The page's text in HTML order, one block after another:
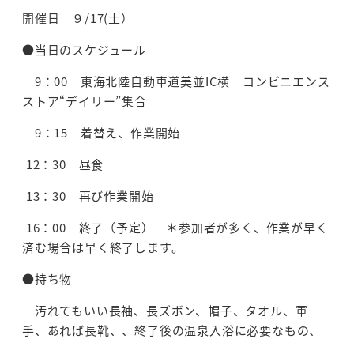
開催日 ９/17(土）
●当日のスケジュール
9：00 東海北陸自動車道美並IC横 コンビニエンス
ストア“デイリー”集合
9：15 着替え、作業開始
12：30 昼食
13：30 再び作業開始
16：00 終了（予定） ＊参加者が多く、作業が早く
済む場合は早く終了します。
●持ち物
汚れてもいい長袖、長ズボン、帽子、タオル、軍
手、あれば長靴、、終了後の温泉入浴に必要なもの、